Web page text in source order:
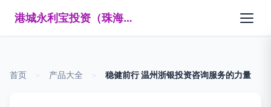
港城永利宝投资（珠海）有限公司
首页 产品大全 稳健前行 温州浙银投资咨询服务的力量